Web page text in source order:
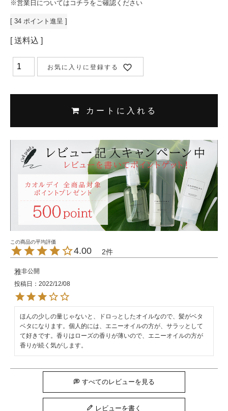
※営業日についてはコチラをご確認ください
[ 34 ポイント進呈 ]
送料込
お気に入りに登録する
カートに入れる
4.00 2
雅非公開
投稿日
2022/12/08
ほんの少しの量じゃないと、ドロっとしたオイルなので、髪がベタ
ベタになります。個人的には、エニーオイルの方が、サラッとして
て好きです。香りはローズの香りが薄いので、エニーオイルの方が
香りが続く気がします。
すべてのレビューを見る
レビューを書く